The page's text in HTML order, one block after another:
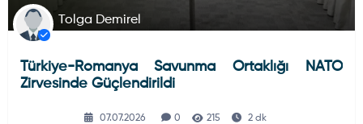
Tolga Demirel
Türkiye-Romanya Savunma Ortaklığı NATO
Zirvesinde Güçlendirildi
07.07.2026 0 215 2 dk